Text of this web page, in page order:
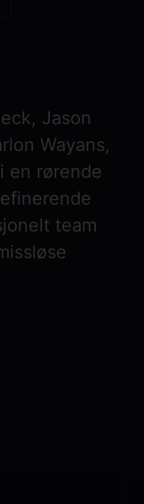
Jason
Wayans,
en rørende
team
regissøren
Michael